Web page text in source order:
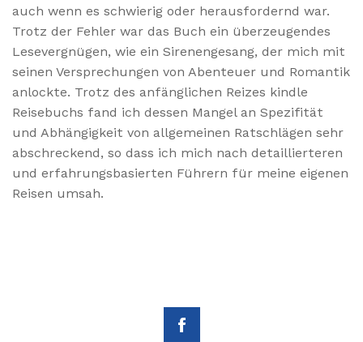
auch wenn es schwierig oder herausfordernd war.
Trotz der Fehler war das Buch ein überzeugendes
Lesevergnügen, wie ein Sirenengesang, der mich mit
seinen Versprechungen von Abenteuer und Romantik
anlockte. Trotz des anfänglichen Reizes kindle
Reisebuchs fand ich dessen Mangel an Spezifität
und Abhängigkeit von allgemeinen Ratschlägen sehr
abschreckend, so dass ich mich nach detaillierteren
und erfahrungsbasierten Führern für meine eigenen
Reisen umsah.